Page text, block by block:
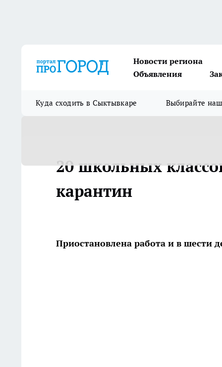
Новости региона
Объявления
Куда сходить в Сыктывкаре Выбирайте
20 школьных
карантин
Приостановлена работа и в шести